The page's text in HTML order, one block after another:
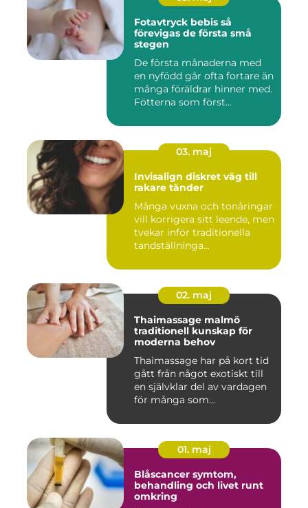
Fotavtryck bebis så
förevigas de första små
stegen
De första månaderna med
en nyfödd går ofta fortare än
många föräldrar hinner med.
Fötterna som först...
03. maj
Invisalign diskret väg till
rakare tänder
Många vuxna och tonåringar
vill korrigera sitt leende, men
tvekar inför traditionella
tandställninga...
02. maj
Thaimassage malmö
traditionell kunskap för
moderna behov
Thaimassage har på kort tid
gått från något exotiskt till
en självklar del av vardagen
för många som...
01. maj
Blåscancer symtom,
behandling och livet runt
omkring